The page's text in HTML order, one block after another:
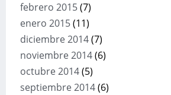
febrero 2015(7)
enero 2015(11)
diciembre 2014(7)
noviembre 2014(6)
octubre 2014(5)
septiembre 2014(6)